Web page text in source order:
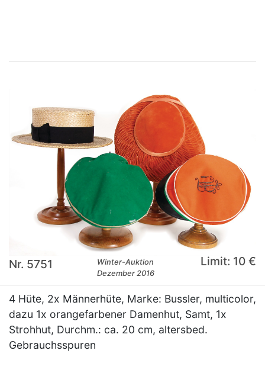
Nr. 5751
Winter-Auktion
Dezember 2016
Limit: 10 €
4 Hüte, 2x Männerhüte, Marke: Bussler, multicolor,
dazu 1x orangefarbener Damenhut, Samt, 1x
Strohhut, Durchm.: ca. 20 cm, altersbed.
Gebrauchsspuren